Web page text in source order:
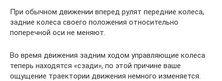
При обычном движении вперед рулят передние колеса,
задние колеса своего положения относительно
поперечной оси не меняют.
Во время движения задним ходом управляющие колеса
теперь находятся «сзади», по этой причине ваше
ощущение траектории движения немного изменяется.